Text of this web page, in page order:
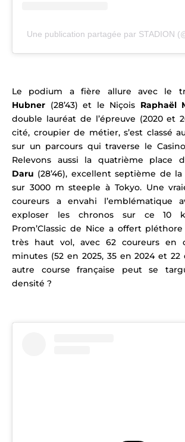
Une publication partagée par STADION
Le podium a fière allure avec le
Hubner (28’43) et le Niçois Raphaël
double lauréat de l’épreuve (2020 et
cité, croupier de métier, s’est classé
sur un parcours qui traverse le
Relevons aussi la quatrième place
Daru (28’46), excellent septième de
sur 3000 m steeple à Tokyo. Une
coureurs a envahi l’emblématique
exploser les chronos sur ce 10
Prom’Classic de Nice a offert
très haut vol, avec 62 coureurs en
minutes (52 en 2025, 35 en 2024 et 22
autre course française peut se
densité ?